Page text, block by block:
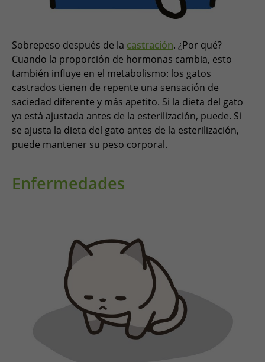
Sobrepeso después de la castración. ¿Por qué?
Cuando la proporción de hormonas cambia, esto
también influye en el metabolismo: los gatos
castrados tienen de repente una sensación de
saciedad diferente y más apetito. Si la dieta del gato
ya está ajustada antes de la esterilización, puede. Si
se ajusta la dieta del gato antes de la esterilización,
puede mantener su peso corporal.
Enfermedades